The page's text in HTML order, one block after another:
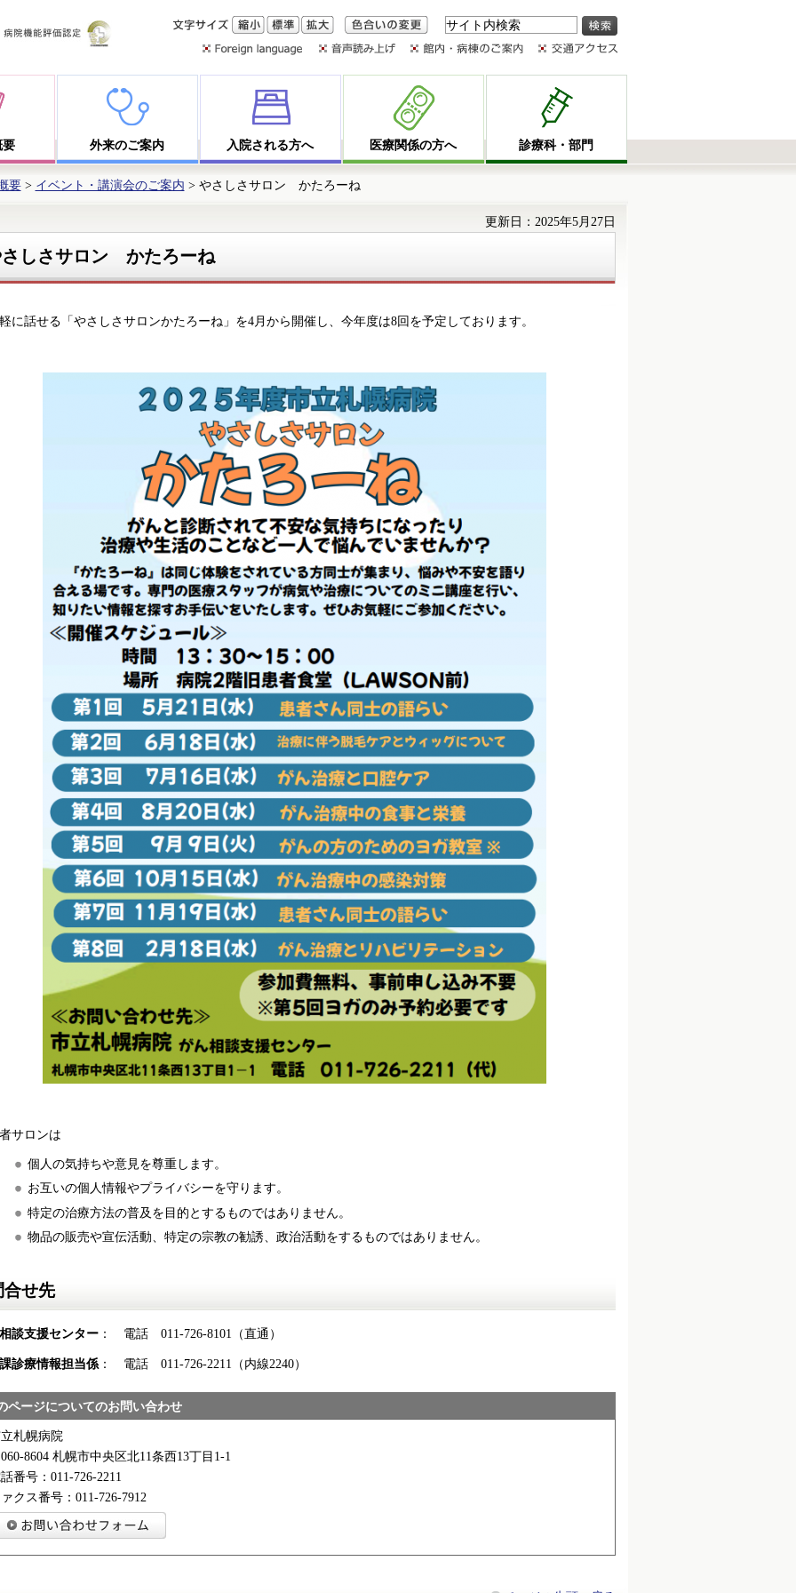
文字サイズ 縮小 標準 拡大 色合いの変更
要 外来のご案内 入院される方へ 医療関係の方へ 診療科・部門
要> イベント・講演会のご案内 > やさしさサロン かたろーね
更新日：2025年5月27日
しさサロン かたろーね
話せる「やさしさサロンかたろーね」を4月から開催し、今年度は8回を予定しております。
サロンは
個人の気持ちや意見を尊重します。
お互いの個人情報やプライバシーを守ります。
特定の治療方法の普及を目的とするものではありません。
物品の販売や宣伝活動、特定の宗教の勧誘、政治活動をするものではありません。
合せ先
談支援センター： 電話 011-726-8101（直通）
診療情報担当係： 電話 011-726-2211（内線2240）
ページについてのお問い合わせ
札幌病院
8604 札幌市中央区北11条西13丁目1-1
番号：011-726-2211
クス番号：011-726-7912